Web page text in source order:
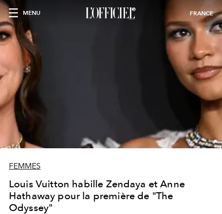
MENU FRANCE
FEMMES
Louis Vuitton habille Zendaya et Anne
Hathaway pour la première de "The
Odyssey"